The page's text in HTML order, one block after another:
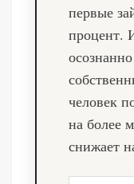
первые
процент.
человек
на более
снижает